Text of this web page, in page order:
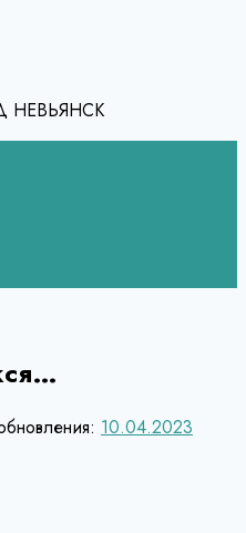
НЕВЬЯНСК
10.04.2023